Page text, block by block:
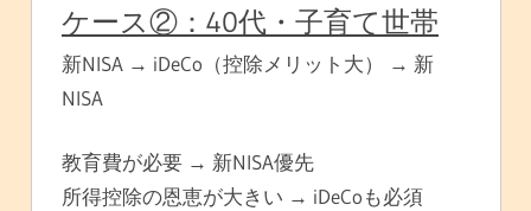
ケース②：40代・子育て世帯
新NISA → iDeCo（控除メリット大） → 新
NISA
教育費が必要 → 新NISA優先
所得控除の恩恵が大きい → iDeCoも必須